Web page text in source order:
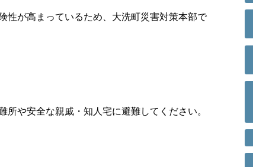
性が高まっているため、大洗町災害対策本部で
や安全な親戚・知人宅に避難してください。